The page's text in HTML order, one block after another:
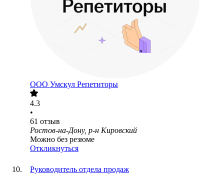
ООО Умскул Репетиторы
4.3
•
61 отзыв
Ростов-на-Дону, р-н Кировский
Можно без резюме
Откликнуться
Руководитель отдела продаж